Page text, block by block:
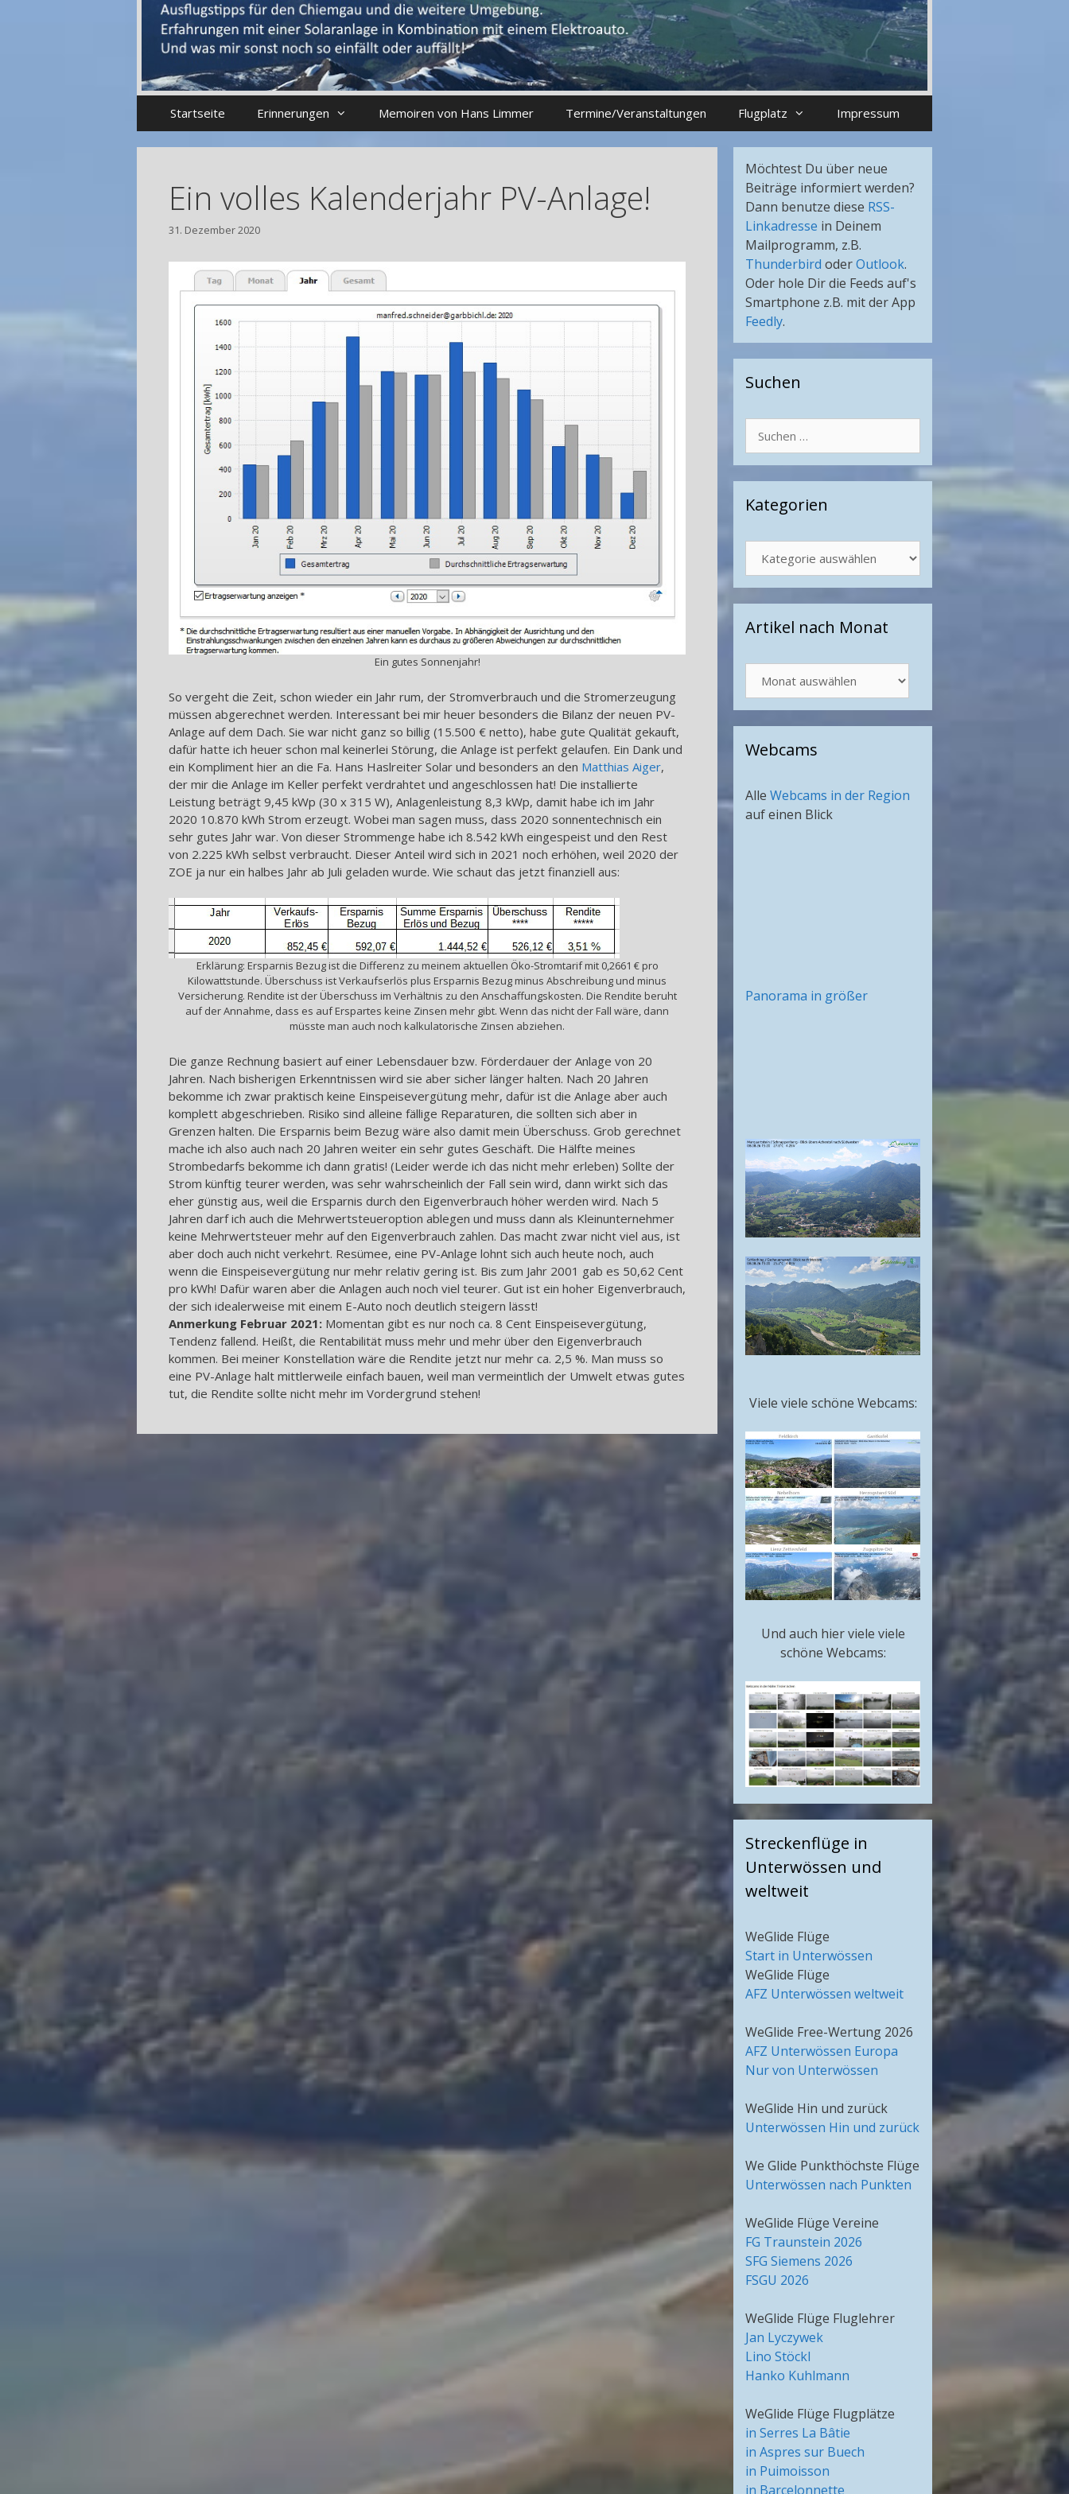
Startseite Erinnerungen Memoiren von Hans Limmer Termine/Veranstaltungen Flugplatz Impressum
Ein volles Kalenderjahr PV-Anlage!
31. Dezember 2020
Ein gutes Sonnenjahr!
So vergeht die Zeit, schon wieder ein Jahr rum, der Stromverbrauch und die Stromerzeugung
müssen abgerechnet werden. Interessant bei mir heuer besonders die Bilanz der neuen PV-
Anlage auf dem Dach. Sie war nicht ganz so billig (15.500 € netto), habe gute Qualität gekauft,
dafür hatte ich heuer schon mal keinerlei Störung, die Anlage ist perfekt gelaufen. Ein Dank und
ein Kompliment hier an die Fa. Hans Haslreiter Solar und besonders an den Matthias Aiger,
der mir die Anlage im Keller perfekt verdrahtet und angeschlossen hat! Die installierte
Leistung beträgt 9,45 kWp (30 x 315 W), Anlagenleistung 8,3 kWp, damit habe ich im Jahr
2020 10.870 kWh Strom erzeugt. Wobei man sagen muss, dass 2020 sonnentechnisch ein
sehr gutes Jahr war. Von dieser Strommenge habe ich 8.542 kWh eingespeist und den Rest
von 2.225 kWh selbst verbraucht. Dieser Anteil wird sich in 2021 noch erhöhen, weil 2020 der
ZOE ja nur ein halbes Jahr ab Juli geladen wurde. Wie schaut das jetzt finanziell aus:
Erklärung: Ersparnis Bezug ist die Differenz zu meinem aktuellen Öko-Stromtarif mit 0,2661 € pro
Kilowattstunde. Überschuss ist Verkaufserlös plus Ersparnis Bezug minus Abschreibung und minus
Versicherung. Rendite ist der Überschuss im Verhältnis zu den Anschaffungskosten. Die Rendite beruht
auf der Annahme, dass es auf Erspartes keine Zinsen mehr gibt. Wenn das nicht der Fall wäre, dann
müsste man auch noch kalkulatorische Zinsen abziehen.
Die ganze Rechnung basiert auf einer Lebensdauer bzw. Förderdauer der Anlage von 20
Jahren. Nach bisherigen Erkenntnissen wird sie aber sicher länger halten. Nach 20 Jahren
bekomme ich zwar praktisch keine Einspeisevergütung mehr, dafür ist die Anlage aber auch
komplett abgeschrieben. Risiko sind alleine fällige Reparaturen, die sollten sich aber in
Grenzen halten. Die Ersparnis beim Bezug wäre also damit mein Überschuss. Grob gerechnet
mache ich also auch nach 20 Jahren weiter ein sehr gutes Geschäft. Die Hälfte meines
Strombedarfs bekomme ich dann gratis! (Leider werde ich das nicht mehr erleben) Sollte der
Strom künftig teurer werden, was sehr wahrscheinlich der Fall sein wird, dann wirkt sich das
eher günstig aus, weil die Ersparnis durch den Eigenverbrauch höher werden wird. Nach 5
Jahren darf ich auch die Mehrwertsteueroption ablegen und muss dann als Kleinunternehmer
keine Mehrwertsteuer mehr auf den Eigenverbrauch zahlen. Das macht zwar nicht viel aus, ist
aber doch auch nicht verkehrt. Resümee, eine PV-Anlage lohnt sich auch heute noch, auch
wenn die Einspeisevergütung nur mehr relativ gering ist. Bis zum Jahr 2001 gab es 50,62 Cent
pro kWh! Dafür waren aber die Anlagen auch noch viel teurer. Gut ist ein hoher Eigenverbrauch,
der sich idealerweise mit einem E-Auto noch deutlich steigern lässt!
Anmerkung Februar 2021: Momentan gibt es nur noch ca. 8 Cent Einspeisevergütung,
Tendenz fallend. Heißt, die Rentabilität muss mehr und mehr über den Eigenverbrauch
kommen. Bei meiner Konstellation wäre die Rendite jetzt nur mehr ca. 2,5 %. Man muss so
eine PV-Anlage halt mittlerweile einfach bauen, weil man vermeintlich der Umwelt etwas gutes
tut, die Rendite sollte nicht mehr im Vordergrund stehen!
Möchtest Du über neue
Beiträge informiert werden?
Dann benutze diese RSS-
Linkadresse in Deinem
Mailprogramm, z.B.
Thunderbird oderOutlook.
Oder hole Dir die Feeds auf's
Smartphone z.B. mit der App
Feedly.
Suchen
nach:
Kategorien
Artikel nach Monat
nach
Monat
Webcams
Alle Webcams in der Region
auf einen Blick
Panorama in größer
Viele viele schöne Webcams:
Und auch hier viele viele
schöne Webcams:
Streckenflüge in
Unterwössen und
weltweit
WeGlide Flüge
Start in Unterwössen
WeGlide Flüge
AFZ Unterwössen weltweit
WeGlide Free-Wertung 2026
AFZ Unterwössen Europa
Nur von Unterwössen
WeGlide Hin und zurück
Unterwössen Hin und zurück
We Glide Punkthöchste Flüge
Unterwössen nach Punkten
WeGlide Flüge Vereine
FG Traunstein 2026
SFG Siemens 2026
FSGU 2026
WeGlide Flüge Fluglehrer
Jan Lyczywek
Lino Stöckl
Hanko Kuhlmann
WeGlide Flüge Flugplätze
in Serres La Bâtie
in Aspres sur Buech
in Puimoisson
in Barcelonnette